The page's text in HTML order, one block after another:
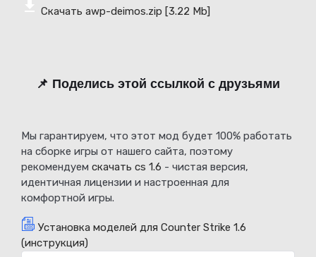
Скачать awp-deimos.zip [3.22 Mb]
📌 Поделись этой ссылкой с друзьями
Мы гарантируем, что этот мод будет 100% работать
на сборке игры от нашего сайта, поэтому
рекомендуем скачать cs 1.6 - чистая версия,
идентичная лицензии и настроенная для
комфортной игры.
Установка моделей для Counter Strike 1.6
(инструкция)